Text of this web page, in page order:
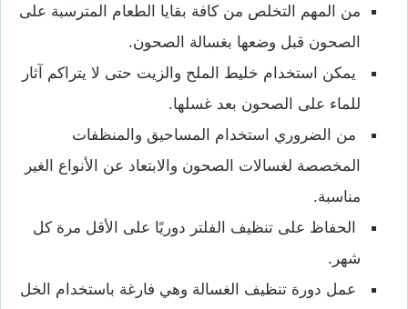
من المهم التخلص من كافة بقايا الطعام المترسبة على
الصحون قبل وضعها بغسالة الصحون.
يمكن استخدام خليط الملح والزيت حتى لا يتراكم آثار
للماء على الصحون بعد غسلها.
من الضروري استخدام المساحيق والمنظفات
المخصصة لغسالات الصحون والابتعاد عن الأنواع الغير
مناسبة.
الحفاظ على تنظيف الفلتر دوريًا على الأقل مرة كل
شهر.
عمل دورة تنظيف الغسالة وهي فارغة باستخدام الخل